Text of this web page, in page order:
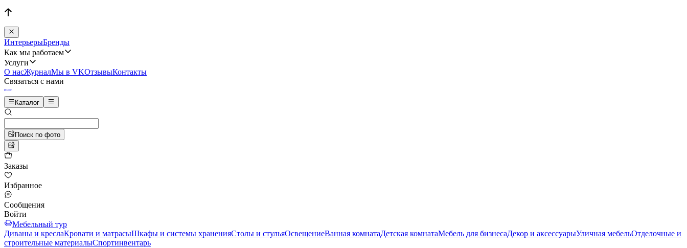
ИнтерьерыБренды
Как мы работаем
Услуги
О насЖурналМы в VKОтзывыКонтакты
Связаться с нами
Каталог
Поиск по фото
Заказы
Избранное
Сообщения
Войти
Мебельный тур
Диваны и креслаКровати и матрасыШкафы и системы храненияСтолы и стульяОсвещениеВанная комнатаДетская комнатаМебель для бизнесаДекор и аксессуарыУличная мебельОтделочные и
строительные материалыСпортинвентарь